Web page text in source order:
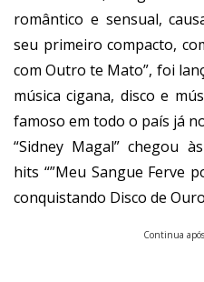
romântico e sensual,
seu primeiro compacto,
com Outro te Mato”, foi
música cigana, disco e
famoso em todo o país já
“Sidney Magal” chegou
hits “”Meu Sangue Ferve
conquistando Disco de
Continua